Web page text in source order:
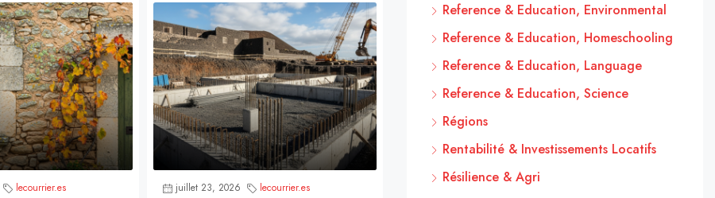
lecourrier.es juillet 23, 2026 lecourrier.es
Reference & Education, Environmental
Reference & Education, Homeschooling
Reference & Education, Language
Reference & Education, Science
Régions
Rentabilité & Investissements Locatifs
Résilience & Agri